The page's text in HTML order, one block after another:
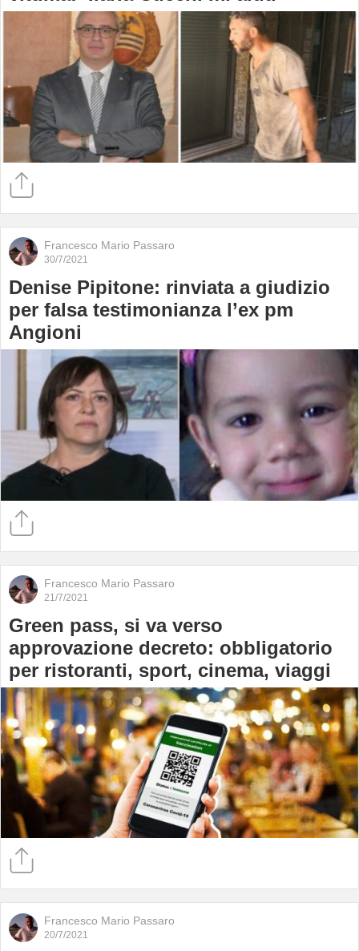
Francesco Mario Passaro
30/7/2021
Denise Pipitone: rinviata a giudizio
per falsa testimonianza l’ex pm
Angioni
Francesco Mario Passaro
21/7/2021
Green pass, si va verso
approvazione decreto: obbligatorio
per ristoranti, sport, cinema, viaggi
Francesco Mario Passaro
20/7/2021